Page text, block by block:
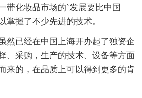
带化妆品市场的`发展要比中国
掌握了不少先进的技术。
然已经在中国上海开办起了独资企
、采购，生产的技术、设备等方面
来的，在品质上可以得到更多的肯